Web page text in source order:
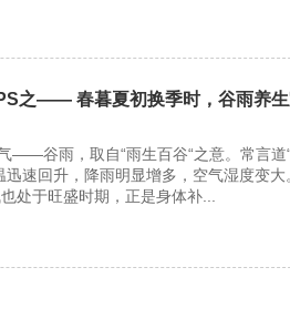
之—— 春暮夏初换季时，谷雨养
——谷雨，取自“雨生百谷“之意。常言道
速回升，降雨明显增多，空气湿度变大
处于旺盛时期，正是身体补...